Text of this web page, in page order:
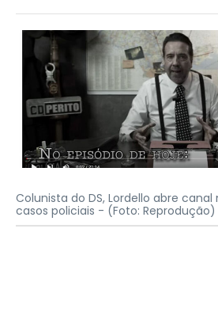
Colunista do DS, Lordello abre canal
casos policiais - (Foto: Reprodução)